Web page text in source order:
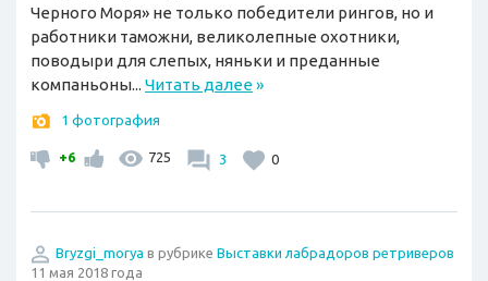
Черного Моря» не только победители рингов, но и
работники таможни, великолепные охотники,
поводыри для слепых, няньки и преданные
компаньоны... Читать далее»
1 фотография
+6 725 3 0
Bryzgi_morya в рубрике Выставки лабрадоров ретриверов
11 мая 2018 года